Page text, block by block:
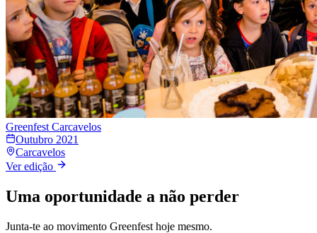
Greenfest Carcavelos
Outubro 2021
Carcavelos
Ver edição
Uma oportunidade a não perder
Junta-te ao movimento Greenfest hoje mesmo.